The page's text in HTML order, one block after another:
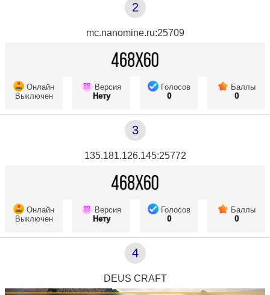
2
mc.nanomine.ru:25709
Онлайн
Выключен
Версия
Нету
Голосов
0
Баллы
0
3
135.181.126.145:25772
Онлайн
Выключен
Версия
Нету
Голосов
0
Баллы
0
4
DEUS CRAFT